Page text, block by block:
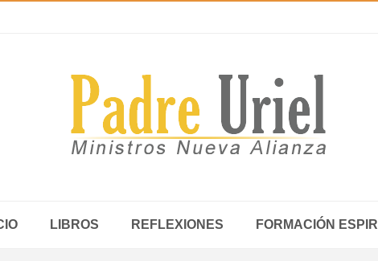
LIBROS REFLEXIONES FORMACIÓN